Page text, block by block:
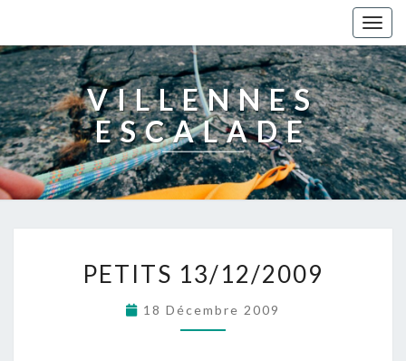
VILLENNES
ESCALADE
PETITS 13/12/2009
18 Décembre 2009